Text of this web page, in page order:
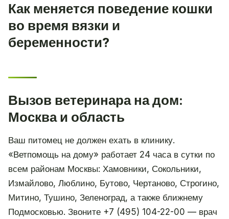
Как меняется поведение кошки
во время вязки и
беременности?
Вызов ветеринара на дом:
Москва и область
Ваш питомец не должен ехать в клинику.
«Ветпомощь на дому» работает 24 часа в сутки по
всем районам Москвы: Хамовники, Сокольники,
Измайлово, Люблино, Бутово, Чертаново, Строгино,
Митино, Тушино, Зеленоград, а также ближнему
Подмосковью. Звоните +7 (495) 104-22-00 — врач